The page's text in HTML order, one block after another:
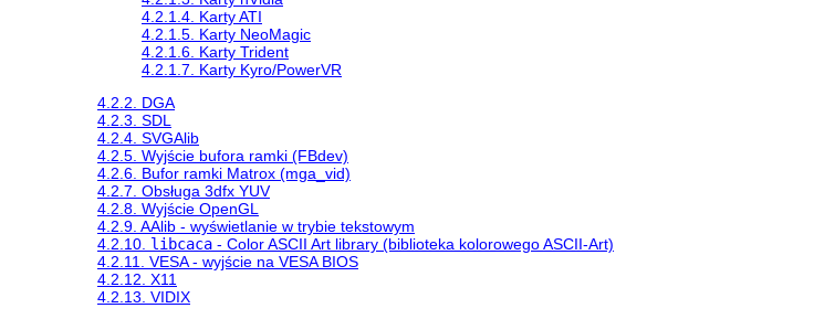
4.2.1.4. Karty ATI
4.2.1.5. Karty NeoMagic
4.2.1.6. Karty Trident
4.2.1.7. Karty Kyro/PowerVR
4.2.2. DGA
4.2.3. SDL
4.2.4. SVGAlib
4.2.5. Wyjście bufora ramki (FBdev)
4.2.6. Bufor ramki Matrox (mga_vid)
4.2.7. Obsługa 3dfx YUV
4.2.8. Wyjście OpenGL
4.2.9. AAlib - wyświetlanie w trybie tekstowym
4.2.10. libcaca - Color ASCII Art library (biblioteka kolorowego ASCII-Art)
4.2.11. VESA - wyjście na VESA BIOS
4.2.12. X11
4.2.13. VIDIX